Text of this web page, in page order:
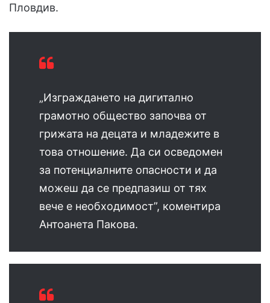
Пловдив.
„Изграждането на дигитално
грамотно общество започва от
грижата на децата и младежите в
това отношение. Да си осведомен
за потенциалните опасности и да
можеш да се предпазиш от тях
вече е необходимост”, коментира
Антоанета Пакова.